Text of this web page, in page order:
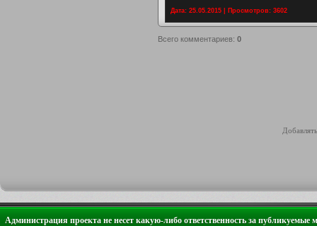
Дата: 25.05.2015 | Просмотров: 3602
Всего комментариев: 0
Администрация проекта не несет какую-либо ответственность за публикуемые